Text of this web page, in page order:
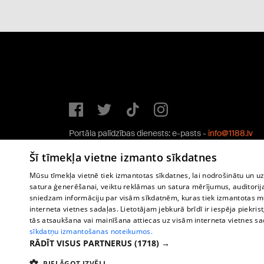
Portāla palīdzības dienests: e-pasts - info@1188.lv
Copyright © 2004-2026 SIA HELIO MEDIA.
Šī tīmekļa vietne izmanto sīkdatnes
Mūsu tīmekļa vietnē tiek izmantotas sīkdatnes, lai nodrošinātu un
satura ģenerēšanai, veiktu reklāmas un satura mērījumus,
sniedzam informāciju par visām sīkdatnēm, kuras tiek izmantotas
interneta vietnes sadaļas. Lietotājam jebkurā brīdī ir iespēja
tās atsaukšana vai mainīšana attiecas uz visām interneta vietnes
sīkdatņu izmantošanas noteikumos.
RĀDĪT VISUS PARTNERUS (1718) →